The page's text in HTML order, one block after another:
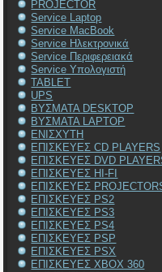
PROJECTOR
Service Laptop
Service MacBook
Service Ηλεκτρονικά
Service Περιφερειακά
Service Υπολογιστή
TABLET
UPS
ΒΥΣΜΑΤΑ DESKTOP
ΒΥΣΜΑΤΑ LAPTOP
ΕΝΙΣΧΥΤΗ
ΕΠΙΣΚΕΥΕΣ CD PLAYERS
ΕΠΙΣΚΕΥΕΣ DVD
ΕΠΙΣΚΕΥΕΣ HI-FI
ΕΠΙΣΚΕΥΕΣ
ΕΠΙΣΚΕΥΕΣ PS2
ΕΠΙΣΚΕΥΕΣ PS3
ΕΠΙΣΚΕΥΕΣ PS4
ΕΠΙΣΚΕΥΕΣ PSP
ΕΠΙΣΚΕΥΕΣ PSX
ΕΠΙΣΚΕΥΕΣ XBOX 360